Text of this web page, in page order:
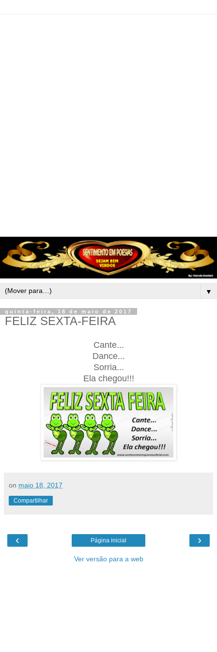
▼
quinta-feira, 18 de maio de 2017
FELIZ SEXTA-FEIRA
Cante...
Dance...
Sorria...
Ela chegou!!!
on maio 18, 2017
Compartilhar
‹ ›
Página inicial
Ver versão para a web